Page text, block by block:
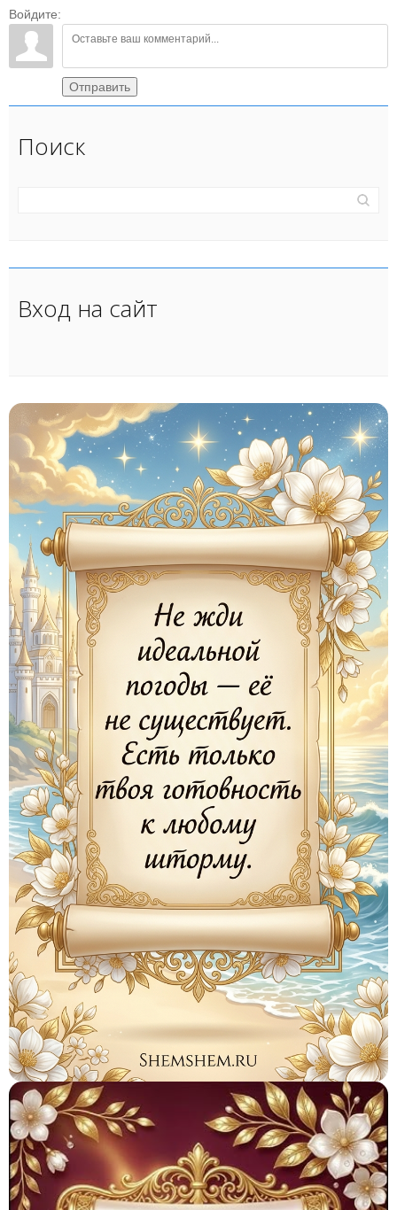
Войдите:
Отправить
Поиск
Вход на сайт